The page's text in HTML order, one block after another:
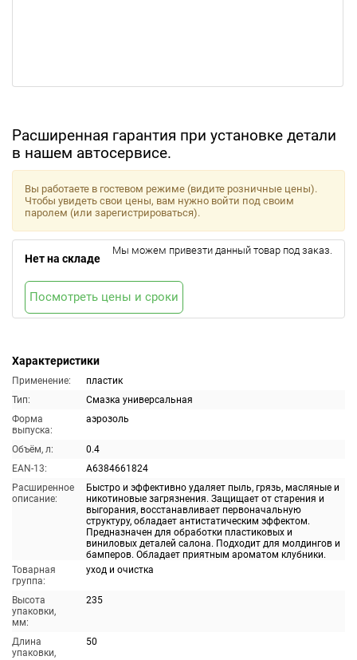
Расширенная гарантия при установке детали
в нашем автосервисе.
Характеристики
Применение:
пластик
Тип:
Смазка универсальная
Форма
выпуска:
аэрозоль
Объём, л:
0.4
EAN-13:
A6384661824
Расширенное
описание:
Быстро и эффективно удаляет пыль, грязь, масляные и
никотиновые загрязнения. Защищает от старения и
выгорания, восстанавливает первоначальную
структуру, обладает антистатическим эффектом.
Предназначен для обработки пластиковых и
виниловых деталей салона. Подходит для молдингов и
бамперов. Обладает приятным ароматом клубники.
Товарная
группа:
уход и очистка
Высота
упаковки,
мм:
235
Длина
упаковки,
50
Вы работаете в гостевом режиме (видите розничные цены).
Чтобы увидеть свои цены, вам нужно войти под своим
паролем (или зарегистрироваться).
Нет на складе
Мы можем привезти данный товар под заказ.
Посмотреть цены и сроки